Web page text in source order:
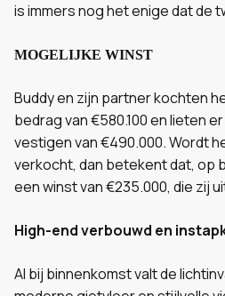
is immers nog het enige dat de
MOGELIJKE WINST
Buddy en zijn partner kochten
bedrag van €580.100 en lieten
vestigen van €490.000. Wordt
verkocht, dan betekent dat, op
een winst van €235.000, die zij
High-end verbouwd en
Al bij binnenkomst valt de